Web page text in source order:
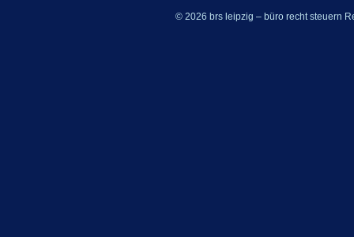
© 2026 brs leipzig – büro recht steuern